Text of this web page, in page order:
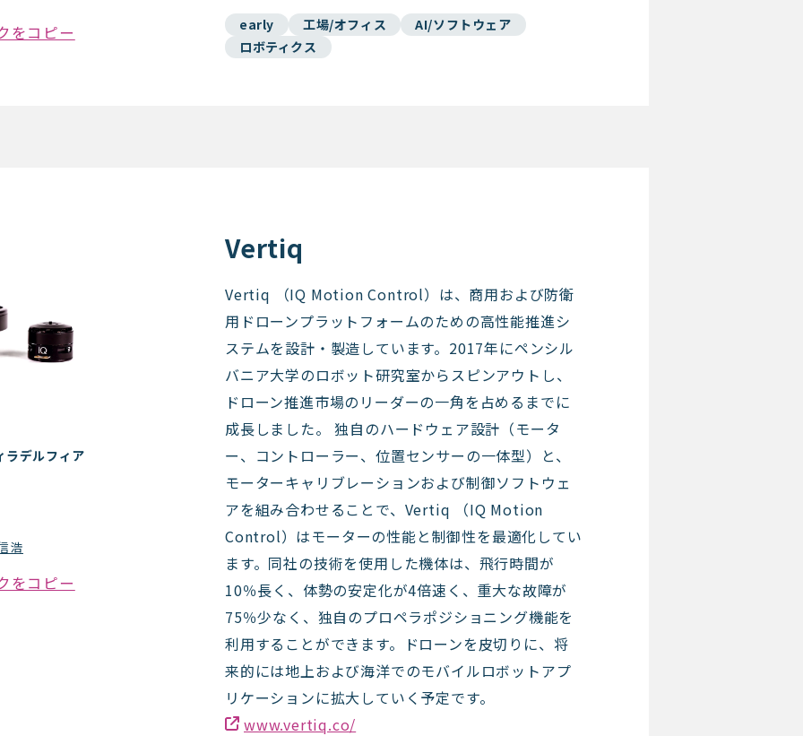
をコピー early 工場/オフィス
AI/ソフトウェア
ロボティクス
ラデルフィア
浩
をコピー
Vertiq
Vertiq （IQ Motion Control）は、商用および防衛
用ドローンプラットフォームのための高性能推進シ
ステムを設計・製造しています。2017年にペンシル
バニア大学のロボット研究室からスピンアウトし、
ドローン推進市場のリーダーの一角を占めるまでに
成長しました。 独自のハードウェア設計（モータ
ー、コントローラー、位置センサーの一体型）と、
モーターキャリブレーションおよび制御ソフトウェ
アを組み合わせることで、Vertiq （IQ Motion
Control）はモーターの性能と制御性を最適化してい
ます。同社の技術を使用した機体は、飛行時間が
10％長く、体勢の安定化が4倍速く、重大な故障が
75％少なく、独自のプロペラポジショニング機能を
利用することができます。ドローンを皮切りに、将
来的には地上および海洋でのモバイルロボットアプ
リケーションに拡大していく予定です。
www.vertiq.co/